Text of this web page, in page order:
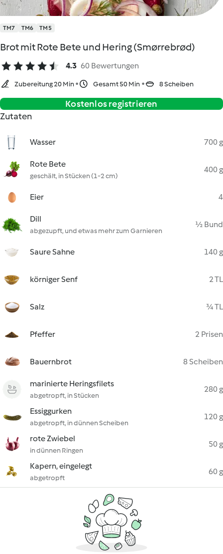
TM7 TM6 TM5
Brot mit Rote Bete und Hering (Smørrebrød)
4.3 60 Bewertungen
Zubereitung 20 Min Gesamt 50 Min 8 Scheiben
Kostenlos registrieren
Zutaten
Wasser 700 g
Rote Bete
geschält, in Stücken (1-2 cm)
400 g
Eier 4
Dill
abgezupft, und etwas mehr zum Garnieren
½ Bund
Saure Sahne 140 g
körniger Senf 2 TL
Salz ¾ TL
Pfeffer 2 Prisen
Bauernbrot 8 Scheiben
marinierte Heringsfilets
abgetropft, in Stücken
280 g
Essiggurken
abgetropft, in dünnen Scheiben
120 g
rote Zwiebel
in dünnen Ringen
50 g
Kapern, eingelegt
abgetropft
60 g